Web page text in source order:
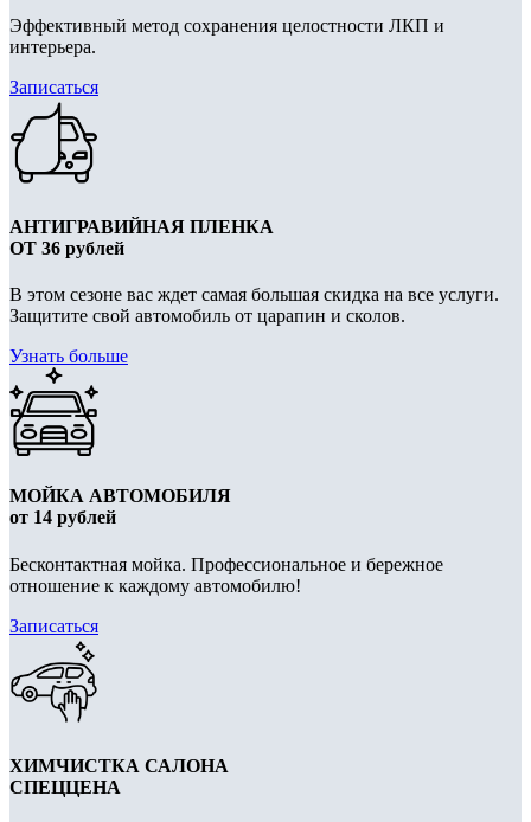
Эффективный метод сохранения целостности ЛКП и
интерьера.
Записаться
АНТИГРАВИЙНАЯ ПЛЕНКА
ОТ 36 рублей
В этом сезоне вас ждет самая большая скидка на все услуги. ​
Защитите свой автомобиль от царапин и сколов.
Узнать больше
МОЙКА АВТОМОБИЛЯ
от 14 рублей
Бесконтактная мойка. Профессиональное и бережное
отношение к каждому автомобилю!
Записаться
ХИМЧИСТКА САЛОНА
СПЕЦЦЕНА